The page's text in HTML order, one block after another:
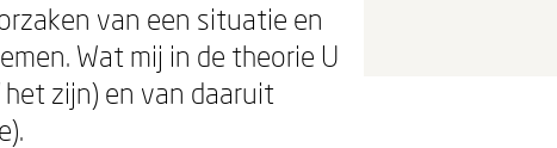
van een situatie en
Wat mij in de theorie U
zijn) en van daaruit